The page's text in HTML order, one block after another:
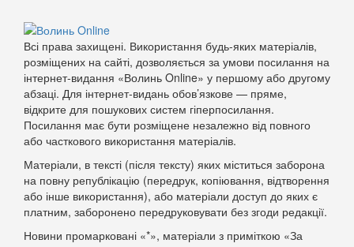
Всі права захищені. Використання будь-яких матеріалів,
розміщених на сайті, дозволяється за умови посилання на
інтернет-видання «Волинь Online» у першому або другому
абзаці. Для інтернет-видань обов’язкове — пряме,
відкрите для пошукових систем гіперпосилання.
Посилання має бути розміщене незалежно від повного
або часткового використання матеріалів.
Матеріали, в тексті (після тексту) яких міститься заборона
на повну републікацію (передрук, копіювання, відтворення
або інше використання), або матеріали доступ до яких є
платним, заборонено передруковувати без згоди редакції.
Новини промарковані «*», матеріали з приміткою «За